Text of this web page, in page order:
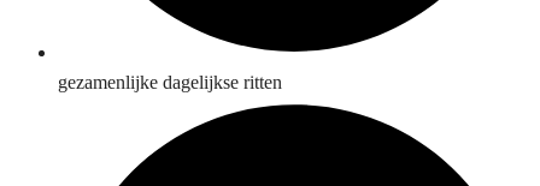
gezamenlijke dagelijkse ritten